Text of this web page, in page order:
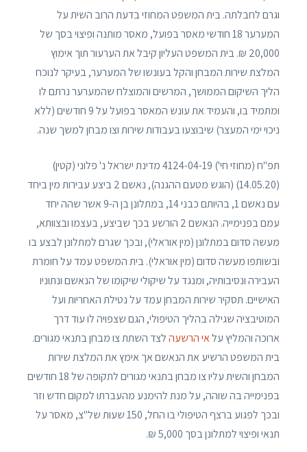
וגרם לחבלתה. בית המשפט המחוזי בדעת הרוב השית על
המערער 18 חודשי מאסר בפועל, מאסר מותנה ופיצוי בסך של
20,000 ₪. בית המשפט העליון קיבל את הערעור תוך אימוץ
המלצת שירות המבחן והקל בעונשו של המערער, בעיקר לנוכח
הליך השיקום הממושך, המרשים והמוצלח שהמערער נרתם לו
ומתמיד בו, והעמיד את עונש המאסר בפועל על 9 חודשים (ללא
ניכוי ימי המעצר) שיבוצעו בעבודות שירות וצו מבחן למשך שנה.
תפ"ח (מחוזי חי') 4124-04-19 מדינת ישראל נ' פלוני (קטין)
(14.05.20) (הוגש מטעם ההגנה), נאשם 2 ביצע עבירות מין ביחד
עם נאשם 1, בהיותם כבני 14, במתלונן בן ה-9 אשר שהה יחד
עמם בפנימייה. הנאשם 2 הורשע בכך שביצע, בעצמו ובצוותא,
מעשה סדום במתלונן (מין אוראלי), ובכך שגרם למתלונן לבצע בו
ובשותפו מעשה סדום (מין אוראלי). בית המשפט עמד על חומרת
העבירה ונסיבותיה, ומנגד על שיקולי שיקומו של הנאשם ונתוניו
האישיים. תסקיר שירות המבחן עמד על נטילת האחריות ועל
המוטיבציה שגילה בהליך הטיפולי, הגם שצפויה לו עוד דרך
ארוכה והמליץ עלאי הרשעהלצד השתת צו מבחן בתנאי מגורים.
בית המשפט הרשיע את הנאשם אך אימץ את המלצת שירות
המבחן והשית עליו צו מבחן בתנאי מגורים לתקופה של 18 חודשים
בפנימייה בה שוהה, על מנת להימנע מהעברתו למקום חדש וזר
ובכך לפגוע ברצף הטיפולי בו החל, 150 שעות של"צ, מאסר על
תנאי ופיצוי למתלונן בסך 5,000 ₪.